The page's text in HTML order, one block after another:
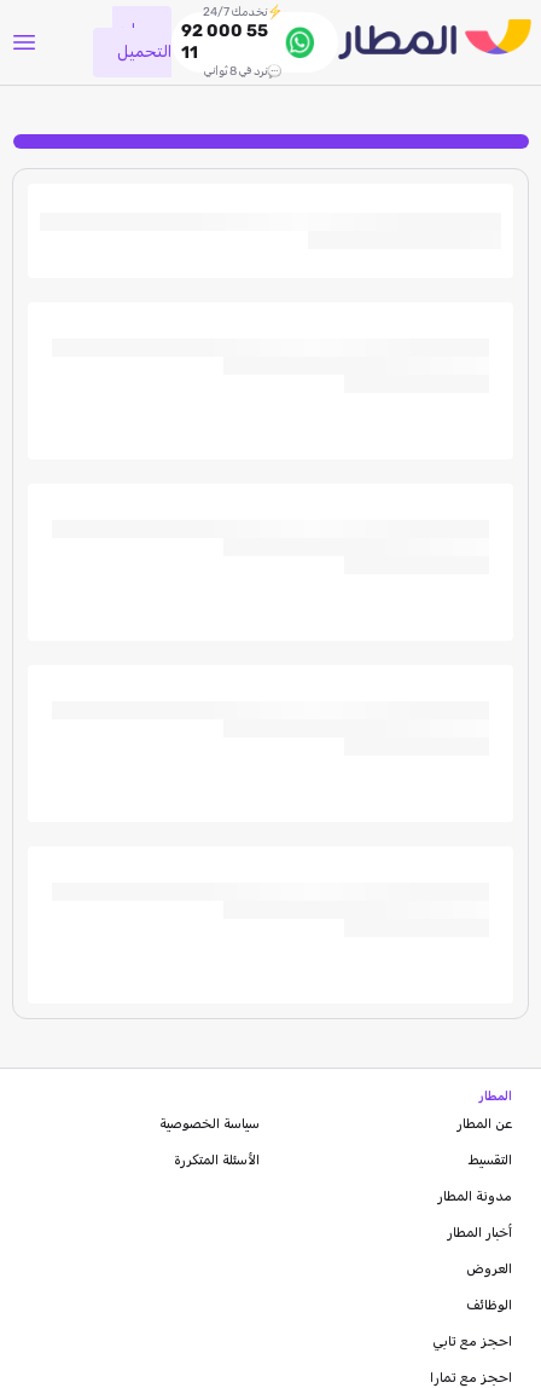
نخدمك 24/7
92 000 55
11
نرد في 8 ثواني
جاري
التحميل
المطار
عن المطار
التقسيط
مدونة المطار
أخبار المطار
العروض
الوظائف
احجز مع تابي
احجز مع تمارا
سياسة الخصوصية
الأسئلة المتكررة